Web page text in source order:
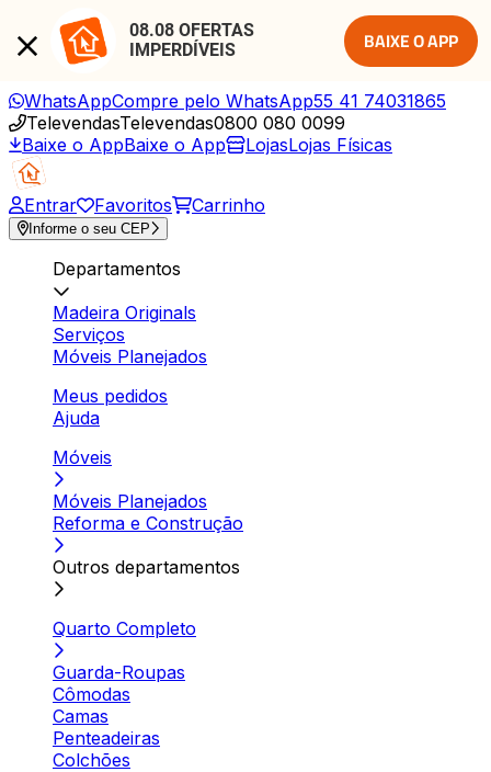
08.08 OFERTAS
IMPERDÍVEIS
BAIXE O APP
WhatsAppCompre pelo WhatsApp55 41 74031865
TelevendasTelevendas0800 080 0099
Baixe o AppBaixe o App LojasLojas Físicas
Entrar Favoritos Carrinho
Informe o seu CEP
Departamentos
Madeira Originals
Serviços
Móveis Planejados
Meus pedidos
Ajuda
Móveis
Móveis Planejados
Reforma e Construção
Outros departamentos
Quarto Completo
Guarda-Roupas
Cômodas
Camas
Penteadeiras
Colchões